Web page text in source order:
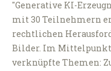
"Generative KI-
mit 30 Teilnehmern
rechtlichen
Bilder. Im
verknüpfte Themen: